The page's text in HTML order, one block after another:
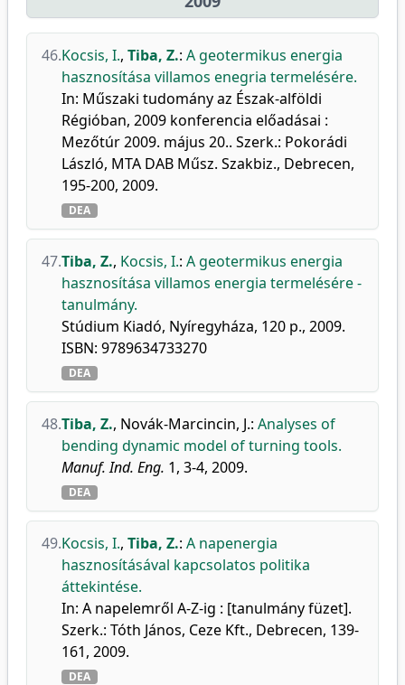
46.Kocsis, I., Tiba, Z.: A geotermikus energia
hasznosítása villamos enegria termelésére.
In: Műszaki tudomány az Észak-alföldi
Régióban, 2009 konferencia előadásai :
Mezőtúr 2009. május 20.. Szerk.: Pokorádi
László, MTA DAB Műsz. Szakbiz., Debrecen,
195-200, 2009.
DEA
47.Tiba, Z., Kocsis, I.: A geotermikus energia
hasznosítása villamos energia termelésére -
tanulmány.
Stúdium Kiadó, Nyíregyháza, 120 p., 2009.
ISBN: 9789634733270
DEA
48.Tiba, Z., Novák-Marcincin, J.: Analyses of
bending dynamic model of turning tools.
Manuf. Ind. Eng. 1, 3-4, 2009.
DEA
49.Kocsis, I., Tiba, Z.: A napenergia
hasznosításával kapcsolatos politika
áttekintése.
In: A napelemről A-Z-ig : [tanulmány füzet].
Szerk.: Tóth János, Ceze Kft., Debrecen, 139-
161, 2009.
DEA